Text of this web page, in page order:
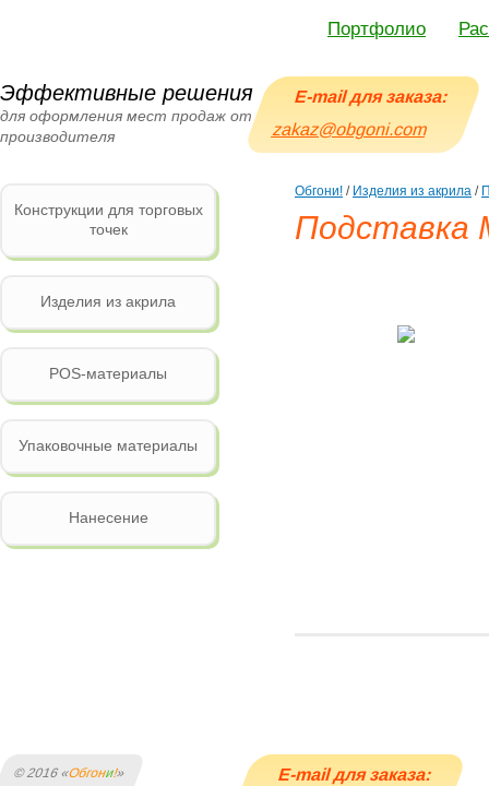
Эффективные решения
для оформления мест продаж от
производителя
Портфолио
E-mail для заказа:
zakaz@obgoni.com
Конструкции для торговых
точек
Изделия из акрила
POS-материалы
Упаковочные материалы
Нанесение
Обгони! / Изделия из акрила /
Подставка
© 2016 «Обгони!»
E-mail для заказа: